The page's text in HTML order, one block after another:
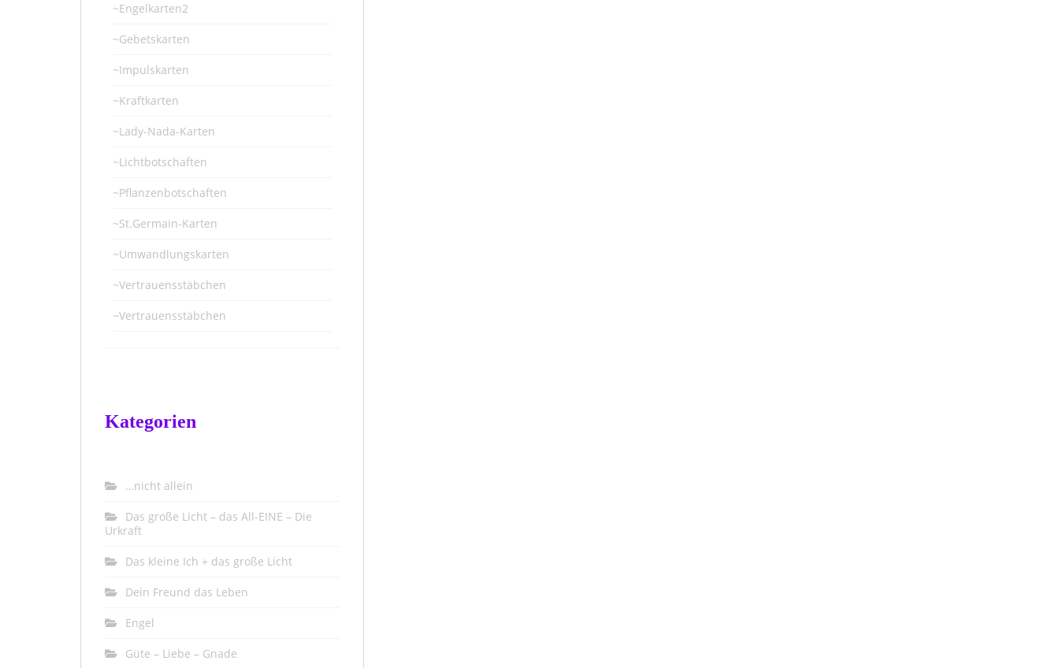
~Engelkarten2
~Gebetskarten
~Impulskarten
~Kraftkarten
~Lady-Nada-Karten
~Lichtbotschaften
~Pflanzenbotschaften
~St.Germain-Karten
~Umwandlungskarten
~Vertrauensstäbchen
~Vertrauensstäbchen
Kategorien
…nicht allein
Das große Licht – das All-EINE – Die
Urkraft
Das kleine Ich + das große Licht
Dein Freund das Leben
Engel
Güte – Liebe – Gnade